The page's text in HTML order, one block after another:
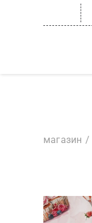
магазин